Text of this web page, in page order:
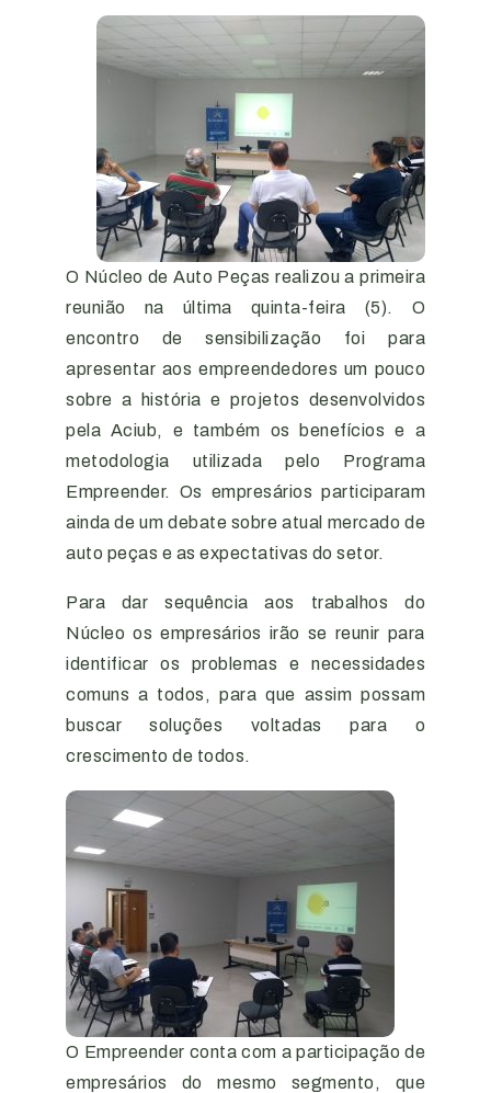
O Núcleo de Auto Peças realizou a primeira
reunião na última quinta-feira (5). O
encontro de sensibilização foi para
apresentar aos empreendedores um pouco
sobre a história e projetos desenvolvidos
pela Aciub, e também os benefícios e a
metodologia utilizada pelo Programa
Empreender. Os empresários participaram
ainda de um debate sobre atual mercado de
auto peças e as expectativas do setor.
Para dar sequência aos trabalhos do
Núcleo os empresários irão se reunir para
identificar os problemas e necessidades
comuns a todos, para que assim possam
buscar soluções voltadas para o
crescimento de todos.
O Empreender conta com a participação de
empresários do mesmo segmento, que